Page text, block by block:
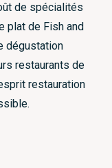
de spécialités
plat de Fish and
dégustation
restaurants de
restauration